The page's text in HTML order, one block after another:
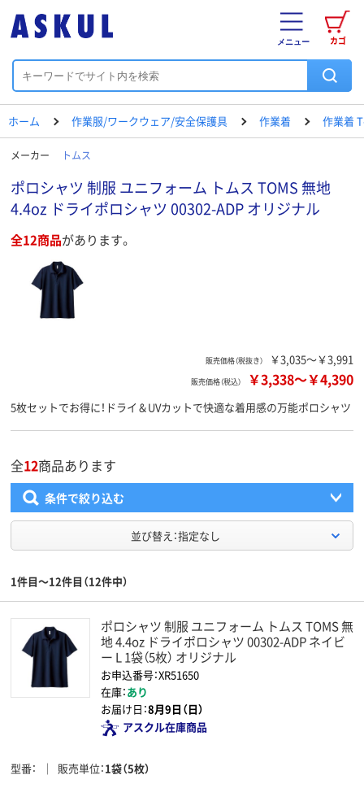
カゴ
メニュー
ホーム 作業服/ワークウェア/安全保護具 作業着 作業着
メーカー トムス
ポロシャツ 制服 ユニフォーム トムス TOMS 無地
4.4oz ドライポロシャツ 00302-ADP オリジナル
全12商品があります。
販売価格（税抜き） ￥3,035～￥3,991
販売価格（税込） ￥3,338～￥4,390
5枚セットでお得に！ドライ＆UVカットで快適な着用感の万能ポロシャツ
全12商品あります
条件で絞り込む
並び替え：指定なし
1件目～12件目（12件中）
ポロシャツ 制服 ユニフォーム トムス TOMS 無
地 4.4oz ドライポロシャツ 00302-ADP ネイビ
ー L 1袋（5枚） オリジナル
お申込番号：XR51650
在庫：あり
お届け日：8月9日（日）
アスクル在庫商品
型番 販売単位 1袋（5枚）